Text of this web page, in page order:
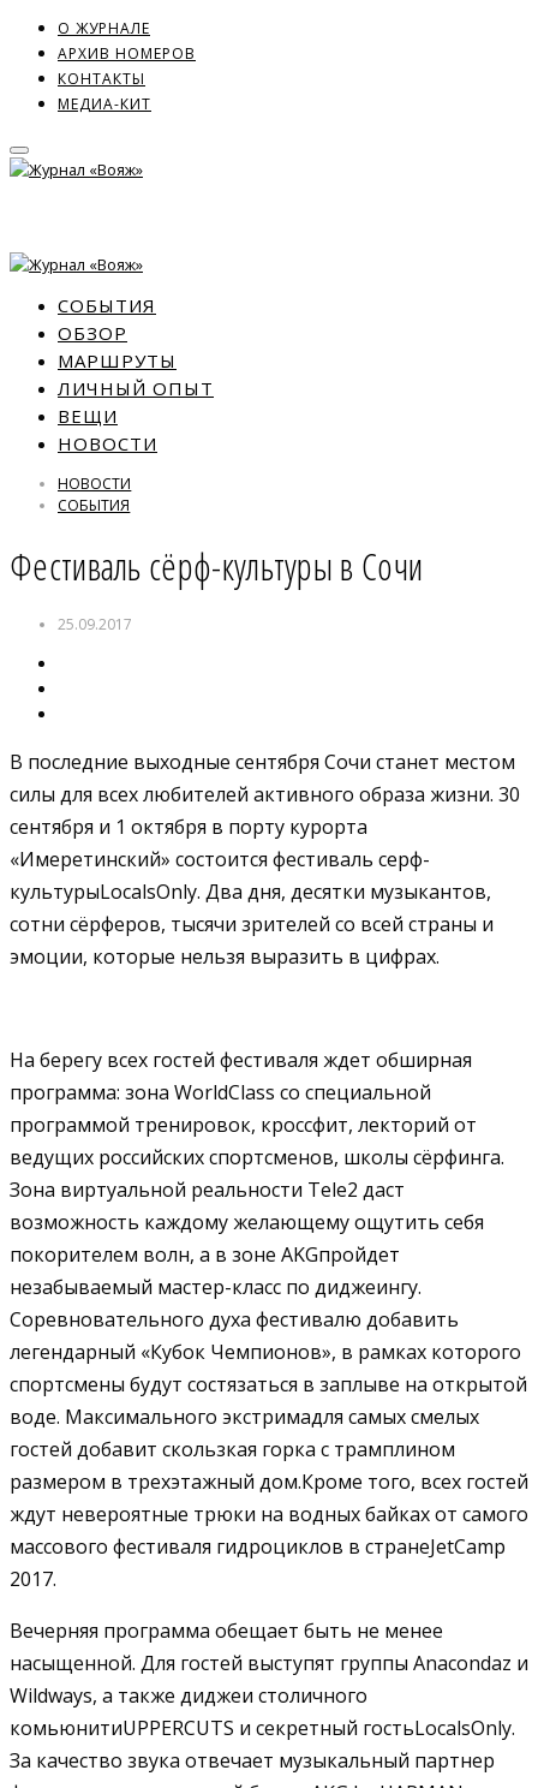
О ЖУРНАЛЕ
АРХИВ НОМЕРОВ
КОНТАКТЫ
МЕДИА-КИТ
СОБЫТИЯ
ОБЗОР
МАРШРУТЫ
ЛИЧНЫЙ ОПЫТ
ВЕЩИ
НОВОСТИ
НОВОСТИ
СОБЫТИЯ
Фестиваль сёрф-культуры в Сочи
25.09.2017
В последние выходные сентября Сочи станет местом
силы для всех любителей активного образа жизни. 30
сентября и 1 октября в порту курорта
«Имеретинский» состоится фестиваль серф-
культурыLocalsOnly. Два дня, десятки музыкантов,
сотни сёрферов, тысячи зрителей со всей страны и
эмоции, которые нельзя выразить в цифрах.
На берегу всех гостей фестиваля ждет обширная
программа: зона WorldClass со специальной
программой тренировок, кроссфит, лекторий от
ведущих российских спортсменов, школы сёрфинга.
Зона виртуальной реальности Tele2 даст
возможность каждому желающему ощутить себя
покорителем волн, а в зоне AKGпройдет
незабываемый мастер-класс по диджеингу.
Соревновательного духа фестивалю добавить
легендарный «Кубок Чемпионов», в рамках которого
спортсмены будут состязаться в заплыве на открытой
воде. Максимального экстримадля самых смелых
гостей добавит скользкая горка с трамплином
размером в трехэтажный дом.Кроме того, всех гостей
ждут невероятные трюки на водных байках от самого
массового фестиваля гидроциклов в странеJetCamp
2017.
Вечерняя программа обещает быть не менее
насыщенной. Для гостей выступят группы Anacondaz и
Wildways, а также диджеи столичного
комьюнитиUPPERCUTS и секретный гостьLocalsOnly.
За качество звука отвечает музыкальный партнер